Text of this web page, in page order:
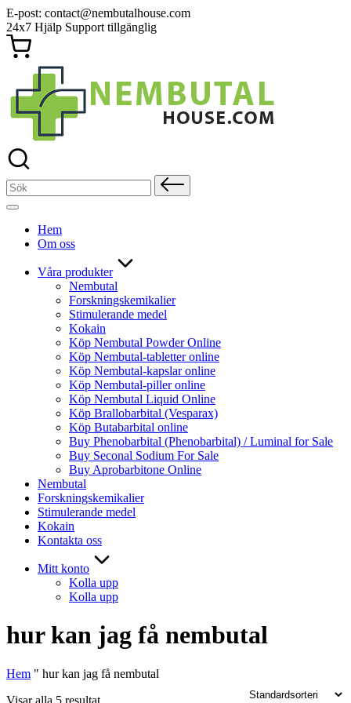
Hoppa
till
innehåll
E-post: contact@nembutalhouse.com
24x7 Hjälp Support tillgänglig
Sök
efter:
Hem
Om oss
Våra produkter
Nembutal
Forskningskemikalier
Stimulerande medel
Kokain
Köp Nembutal Powder Online
Köp Nembutal-tabletter online
Köp Nembutal-kapslar online
Köp Nembutal-piller online
Köp Nembutal Liquid Online
Köp Brallobarbital (Vesparax)
Köp Butabarbital online
Buy Phenobarbital (Phenobarbital) / Luminal for Sale
Buy Seconal Sodium For Sale
Buy Aprobarbitone Online
Nembutal
Forskningskemikalier
Stimulerande medel
Kokain
Kontakta oss
Mitt konto
Kolla upp
Kolla upp
hur kan jag få nembutal
Hem " hur kan jag få nembutal
Visar alla 5 resultat